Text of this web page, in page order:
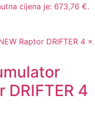
cijena je: 673,76 €.
DRIFTER 4